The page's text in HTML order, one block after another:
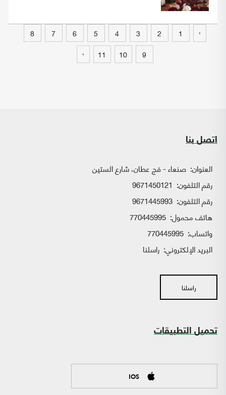
‹
1
2
3
4
5
6
7
8
9
10
11
›
اتصل بنا
العنوان: صنعاء - فج عطان، شارع الستين
رقم التلفون: 9671450121
رقم التلفون: 9671445993
هاتف محمول: 770445995
واتساب:
البريد الإلكتروني: راسلنا
راسلنا
تحميل التطبيقات
IOS